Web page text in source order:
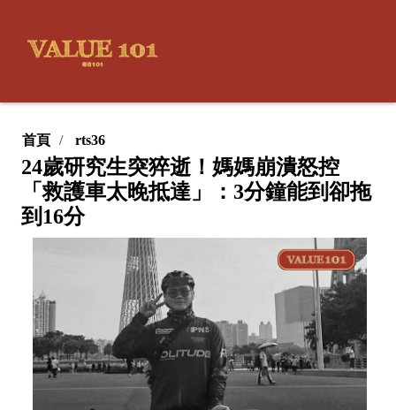
首頁 rts36
24歲研究生突猝逝！媽媽崩潰怒控
「救護車太晚抵達」：3分鐘能到卻拖
到16分